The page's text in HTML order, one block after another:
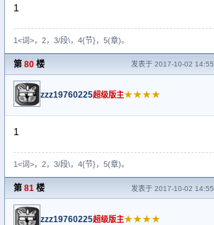
1
1<词>，2，3/段\，4{节}，5(章)。
第 80 楼 发表于 2017-10-02 14:55
zzz19760225超级版主★★★★
1
1<词>，2，3/段\，4{节}，5(章)。
第 81 楼 发表于 2017-10-02 14:55
zzz19760225超级版主★★★★